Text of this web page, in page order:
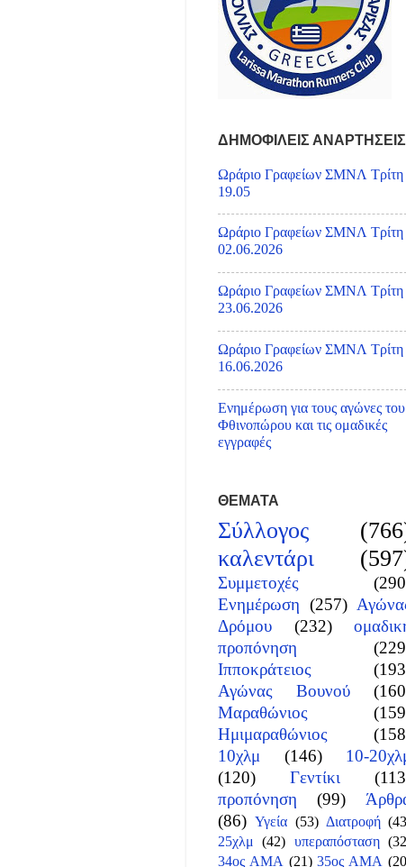
ΔΗΜΟΦΙΛΕΙΣ ΑΝΑΡΤΗΣΕΙΣ
Ωράριο Γραφείων ΣΜΝΛ Τρίτη
19.05
Ωράριο Γραφείων ΣΜΝΛ Τρίτη
02.06.2026
Ωράριο Γραφείων ΣΜΝΛ Τρίτη
23.06.2026
Ωράριο Γραφείων ΣΜΝΛ Τρίτη
16.06.2026
Ενημέρωση για τους αγώνες του
Φθινοπώρου και τις ομαδικές
εγγραφές
ΘΕΜΑΤΑ
Σύλλογος
καλεντάρι
Συμμετοχές
Ενημέρωση (257)
Δρόμου
(232)
προπόνηση
Ιπποκράτειος
Αγώνας Βουνού
Μαραθώνιος
Ημιμαραθώνιος
10χλμ
(146)
10-
(120)
Γεντίκι
προπόνηση
(99)
(86) Υγεία (53) Διατροφή
25χλμ (42) υπεραπόσταση
34ος ΑΜΑ (21) 35ος ΑΜΑ